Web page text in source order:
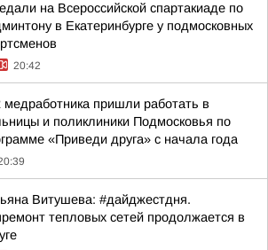
на Всероссийской спартакиаде по
в Екатеринбурге у подмосковных
20:42
медработника пришли работать в
и поликлиники Подмосковья по
«Приведи друга» с начала года
Витушева: #дайджестдня.
тепловых сетей продолжается в